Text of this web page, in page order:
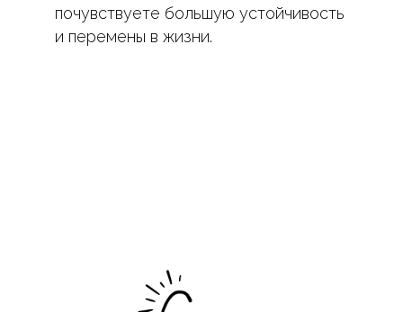
почувствуете большую устойчивость
и перемены в жизни.